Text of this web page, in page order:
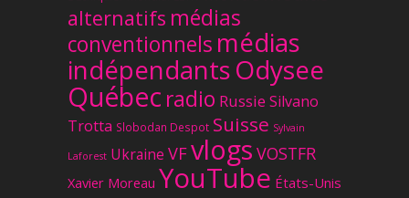
alternatifs médias
conventionnels médias
indépendantsOdysee
Québec radio Russie Silvano
Trotta Slobodan Despot Suisse Sylvain
Laforest Ukraine VFvlogs VOSTFR
Xavier Moreau YouTube États-Unis